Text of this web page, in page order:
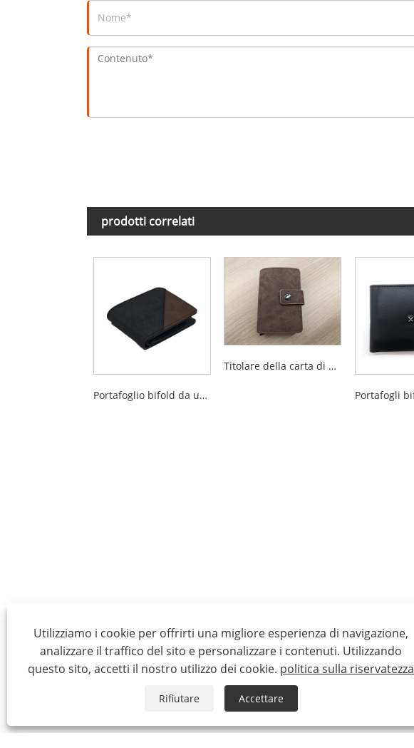
prodotti correlati
Portafoglio bifold da uomo in PU
Titolare della carta di blocco Rfid multifunzionale di ultimo design per uomo
Utilizziamo i cookie per offrirti una migliore esperienza di navigazione,
analizzare il traffico del sito e personalizzare i contenuti. Utilizzando
questo sito, accetti il ​​nostro utilizzo dei cookie. politica sulla riservatezza
Rifiutare Accettare